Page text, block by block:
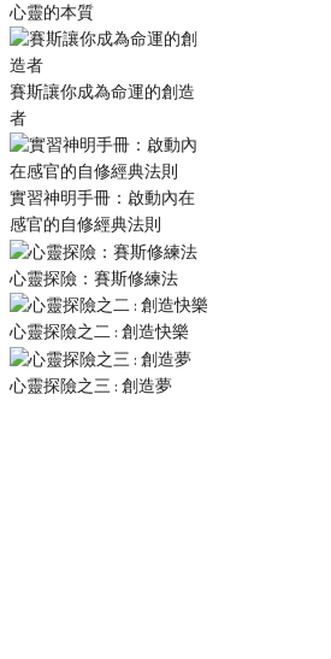
心靈的本質
賽斯讓你成為命運的創造
者
實習神明手冊：啟動內在
感官的自修經典法則
心靈探險：賽斯修練法
心靈探險之二 : 創造快樂
心靈探險之三 : 創造夢